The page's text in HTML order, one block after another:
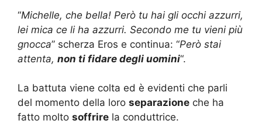
“Michelle, che bella! Però tu hai gli occhi azzurri,
lei mica ce li ha azzurri. Secondo me tu vieni più
gnocca” scherza Eros e continua: “Però stai
attenta, non ti fidare degli uomini“.
La battuta viene colta ed è evidenti che parli
del momento della loro separazione che ha
fatto molto soffrire la conduttrice.